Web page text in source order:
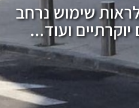
שימוש נרחב
ועוד...